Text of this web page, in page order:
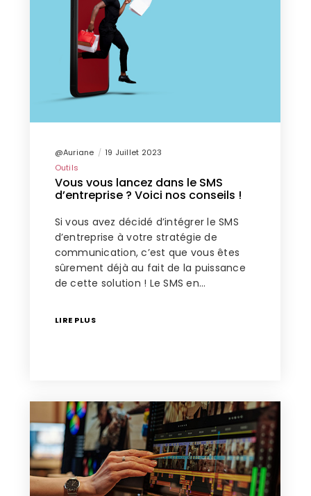
@Auriane
19 Juillet 2023
Outils
Vous vous lancez dans le SMS
d’entreprise ? Voici nos conseils !
Si vous avez décidé d’intégrer le SMS
d’entreprise à votre stratégie de
communication, c’est que vous êtes
sûrement déjà au fait de la puissance
de cette solution ! Le SMS en…
LIRE PLUS